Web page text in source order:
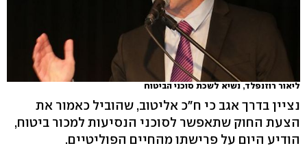
ליאור רוזנפלד, נשיא לשכת סוכני הביטוח
נציין בדרך אגב כי ח"כ אליטוב, שהוביל כאמור את
הצעת החוק שתאפשר לסוכני הנסיעות למכור ביטוח,
הודיע היום על פרישתו מהחיים הפוליטיים.